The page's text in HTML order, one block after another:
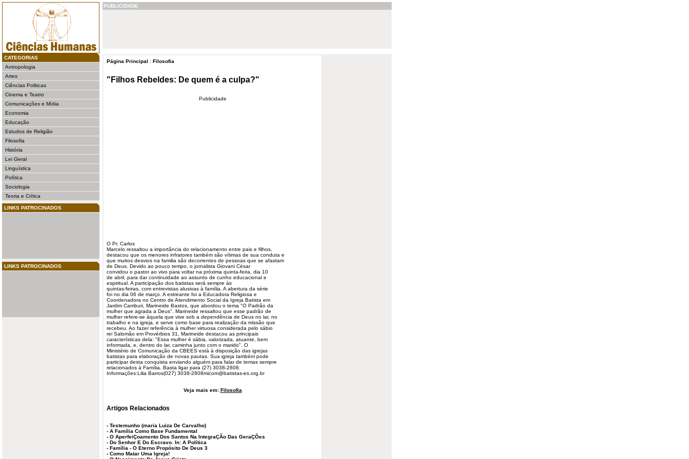
CATEGORIAS
Antropologia
Artes
Ciências Politicas
Cinema e Teatro
Comunicações e Mídia
Economia
Educação
Estudos de Religião
Filosofia
História
Lei Geral
Linguística
Política
Sociologia
Teoria e Crítica
LINKS PATROCINADOS
LINKS PATROCINADOS
PUBLICIDADE
Página Principal : Filosofia
"Filhos Rebeldes: De quem é a culpa?"
Publicidade
O Pr. Carlos
Marcelo ressaltou a importância do relacionamento entre pais e filhos,
destacou que os menores infratores também são vítimas de sua conduta e
que muitos desvios na familia são decorrentes de pessoas que se afastam
de Deus. Devido ao pouco tempo, o jornalista Giovani César
convidou o pastor ao vivo para voltar na próxima quinta-feira, dia 10
de abril, para dar continuidade ao assunto de cunho educacional e
espiritual. A participação dos batistas será sempre às
quintas-feiras, com entrevistas alusivas à família . A abertura da série
foi no dia 06 de março. A estreante foi a Educadora Religiosa e
Coordenadora no Centro de Atendimento Social da Igreja Batista em
Jardim Camburi, Marineide Bastos, que abordou o tema "O Padrão da
mulherque agrada a Deus". Marineide ressaltou que esse padrão de
mulher refere-se àquela que vive sob a dependência de Deus no lar, no
trabalho e na igreja, e serve como base para realização da missão que
recebeu. Ao fazer referência à mulher virtuosa considerada pelo sábio
rei Salomão em Provérbios 31, Marineide destacou as principais
características dela: "Essa mulher é sábia, valorizada, atuante, bem
informada, e, dentro do lar, caminha junto com o marido". O
Ministério de Comunicação da CBEES está à disposição das igrejas
batistas para elaboração de novas pautas. Sua igreja também pode
participar desta conquista enviando alguém para falar de temas sempre
relacionados à Família. Basta ligar para (27) 3038-2808.
Informações:Lilia Barros(027) 3038-2808micom@batistas-es.org.br
Veja mais em: Filosofia
Artigos Relacionados
- Testemunho (maria Luiza De Carvalho)
- A Família Como Base Fundamental
- O AperfeiÇoamento Dos Santos Na IntegraÇÃo Das GeraÇÕes
- Do Senhor E Do Escravo. In: A Política
- Família - O Eterno Propósito De Deus 3
- Como Matar Uma Igreja!